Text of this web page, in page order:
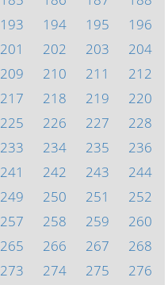
193 194 195
196
201 202 203
204
209 210 211
212
217 218 219
220
225 226 227
228
233 234 235
236
241 242 243
244
249 250 251
252
257 258 259
260
265 266 267
268
273 274 275
276